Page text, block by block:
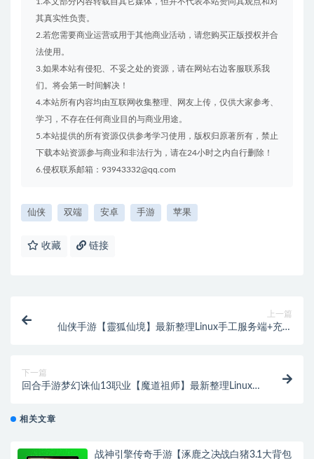
其真实性负责。
2.若您需要商业运营或用于其他商业活动，请您购买正版授权并合
法使用。
3.如果本站有侵犯、不妥之处的资源，请在网站右边客服联系我
们。将会第一时间解决！
4.本站所有内容均由互联网收集整理、网友上传，仅供大家参考、
学习，不存在任何商业目的与商业用途。
5.本站提供的所有资源仅供参考学习使用，版权归原著所有，禁止
下载本站资源参与商业和非法行为，请在24小时之内自行删除！
6.侵权联系邮箱：93943332@qq.com
仙侠 双端 安卓 手游 苹果
收藏 链接
上一篇
仙侠手游【靈狐仙境】最新整理Linux手工服务端+充值
下一篇
回合手游梦幻诛仙13职业【魔道祖师】最新整理Linux
相关文章
战神引擎传奇手游【涿鹿之决战白猪3.1大背包